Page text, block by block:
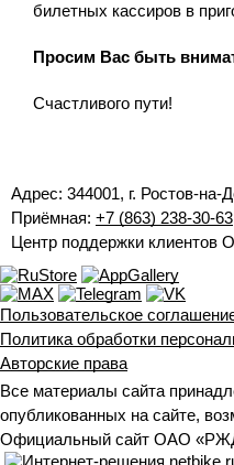
билетных кассиров в
Просим Вас быть
Счастливого пути!
Адрес: 344001, г. Ростов-на-
Приёмная: +7 (863) 238-30-63
Центр поддержки
Пользовательское
Политика обработки
Авторские права
Все материалы сайта
опубликованных на сайте,
Официальный сайт ОАО